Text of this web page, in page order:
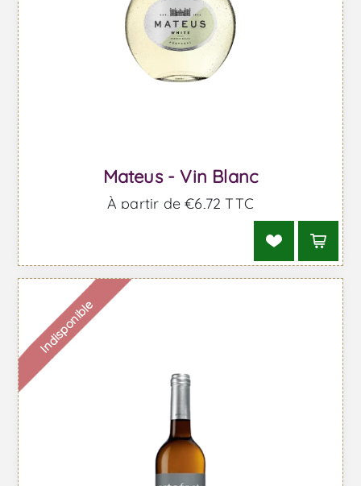
Mateus - Vin Blanc
À partir de €6,72 TTC
Indisponible